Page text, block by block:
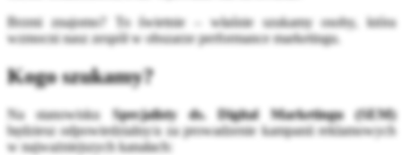
Brzmi znajomo? To świetnie – właśnie szukamy osoby, która
wzmocni nasz zespół w obszarze performance marketingu.
Kogo szukamy?
Na stanowisku Specjalisty ds. Digital Marketingu (SEM)
będziesz odpowiedzialny/a za prowadzenie kampanii reklamowych
w najważniejszych kanałach: